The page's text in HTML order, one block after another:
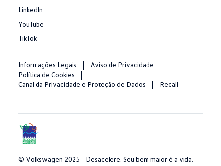
LinkedIn
YouTube
TikTok
Informações Legais
Aviso de Privacidade
Política de Cookies
Canal da Privacidade e Proteção de Dados
Recall
© Volkswagen 2025 - Desacelere. Seu bem maior é a vida.